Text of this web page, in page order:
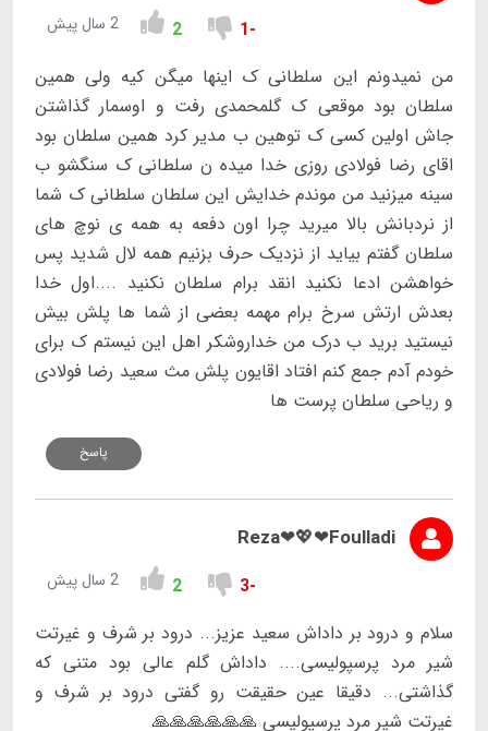
-1
2 2 سال پیش
من نمیدونم این سلطانی ک اینها میگن کیه ولی همین
سلطان بود موقعی ک گلمحمدی رفت و اوسمار گذاشتن
جاش اولین کسی ک توهین ب مدیر کرد همین سلطان بود
اقای رضا فولادی روزی خدا میده ن سلطانی ک سنگشو ب
سینه میزنید من موندم خدایش این سلطان سلطانی ک شما
از نردبانش بالا میرید چرا اون دفعه به همه ی نوچ های
سلطان گفتم بیاید از نزدیک حرف بزنیم همه لال شدید پس
خواهشن ادعا نکنید انقد برام سلطان نکنید ....اول خدا
بعدش ارتش سرخ برام مهمه بعضی از شما ها پلش بیش
نیستید برید ب درک من خداروشکر اهل این نیستم ک برای
خودم آدم جمع کنم افتاد اقایون پلش مث سعید رضا فولادی
و ریاحی سلطان پرست ها
پاسخ
Reza❤💖❤Foulladi
-3
2 2 سال پیش
سلام و درود بر داداش سعید عزیز... درود بر شرف و غیرتت
شیر مرد پرسپولیسی.... داداش گلم عالی بود متنی که
گذاشتی... دقیقا عین حقیقت رو گفتی درود بر شرف و
غیرتت شیر مرد پرسپولیسی 🙏🙏🙏🙏🙏🙏